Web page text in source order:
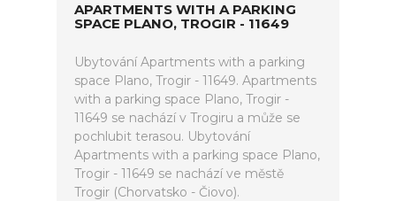
APARTMENTS WITH A PARKING
SPACE PLANO, TROGIR - 11649
Ubytování Apartments with a parking
space Plano, Trogir - 11649. Apartments
with a parking space Plano, Trogir -
11649 se nachází v Trogiru a může se
pochlubit terasou. Ubytování
Apartments with a parking space Plano,
Trogir - 11649 se nachází ve městě
Trogir (Chorvatsko - Čiovo).